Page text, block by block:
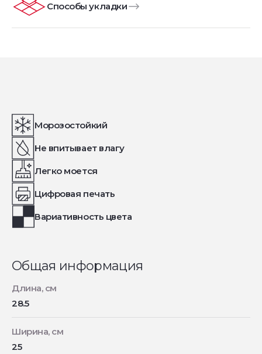
Способы укладки
Морозостойкий
Не впитывает влагу
Легко моется
Цифровая печать
Вариативность цвета
Общая информация
Длина, см
28.5
Ширина, см
25